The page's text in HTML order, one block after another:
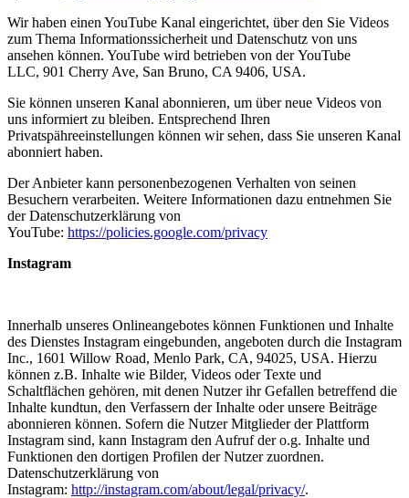
Wir haben einen YouTube Kanal eingerichtet, über den Sie Videos
zum Thema Informationssicherheit und Datenschutz von uns
ansehen können. YouTube wird betrieben von der YouTube
LLC, 901 Cherry Ave, San Bruno, CA 9406, USA.
Sie können unseren Kanal abonnieren, um über neue Videos von
uns informiert zu bleiben. Entsprechend Ihren
Privatspähreeinstellungen können wir sehen, dass Sie unseren Kanal
abonniert haben.
Der Anbieter kann personenbezogenen Verhalten von seinen
Besuchern verarbeiten. Weitere Informationen dazu entnehmen Sie
der Datenschutzerklärung von
YouTube: https://policies.google.com/privacy
Instagram
Innerhalb unseres Onlineangebotes können Funktionen und Inhalte
des Dienstes Instagram eingebunden, angeboten durch die Instagram
Inc., 1601 Willow Road, Menlo Park, CA, 94025, USA. Hierzu
können z.B. Inhalte wie Bilder, Videos oder Texte und
Schaltflächen gehören, mit denen Nutzer ihr Gefallen betreffend die
Inhalte kundtun, den Verfassern der Inhalte oder unsere Beiträge
abonnieren können. Sofern die Nutzer Mitglieder der Plattform
Instagram sind, kann Instagram den Aufruf der o.g. Inhalte und
Funktionen den dortigen Profilen der Nutzer zuordnen.
Datenschutzerklärung von
Instagram: http://instagram.com/about/legal/privacy/.